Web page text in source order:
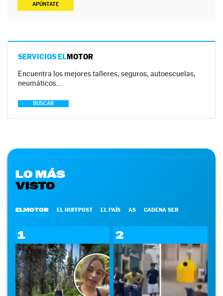
APÚNTATE
SERVICIOS ELMOTOR
Encuentra los mejores talleres, seguros, autoescuelas,
neumáticos…
BUSCAR
LO MÁS
VISTO
ELMOTOR EL HUFFPOST EL PAÍS AS CADENA SER
1 2